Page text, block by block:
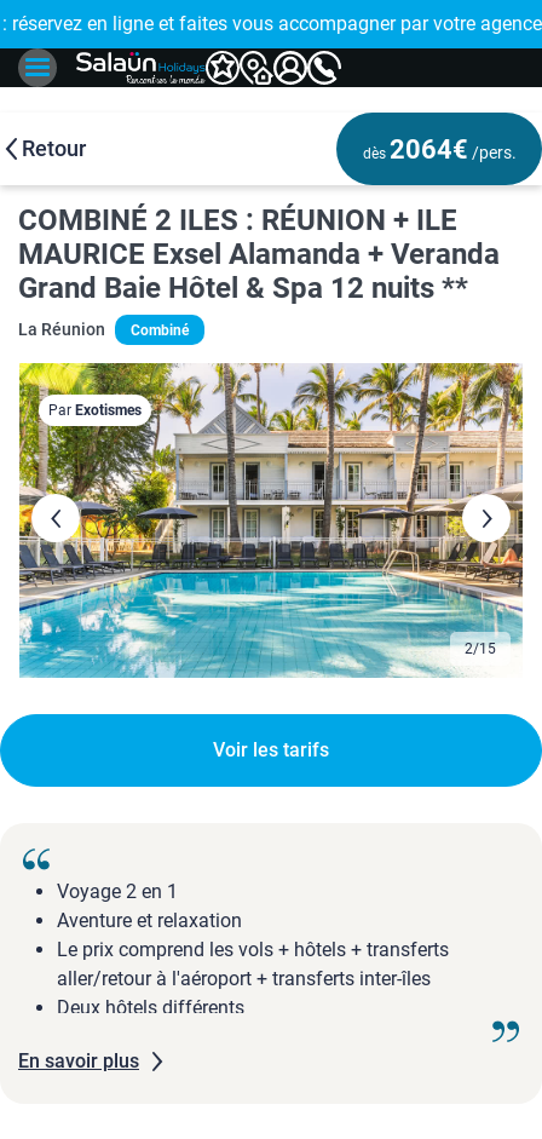
!
: réservez en ligne et faites vous accompagner par votre
🤩
Retour dès 2064€ /pers.
COMBINÉ 2 ILES : RÉUNION + ILE
MAURICE Exsel Alamanda + Veranda
Grand Baie Hôtel & Spa 12 nuits **
La Réunion Combiné
2/15
Par Exotismes
Voir les tarifs
Voyage 2 en 1
Aventure et relaxation
Le prix comprend les vols + hôtels + transferts
aller/retour à l'aéroport + transferts inter-îles
Deux hôtels différents
En savoir plus